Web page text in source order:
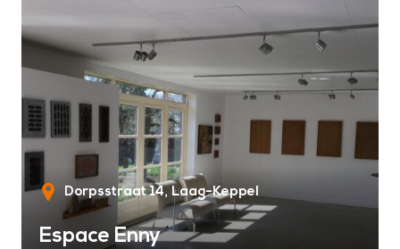
Dorpsstraat 14 Laag-Keppel
Espace Enny